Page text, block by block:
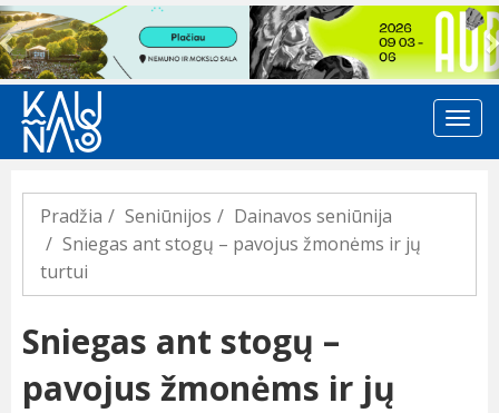
Previous
Pradžia Seniūnijos
Dainavos seniūnija
Sniegas ant stogų – pavojus žmonėms ir jų
turtui
Sniegas ant stogų –
pavojus žmonėms ir jų